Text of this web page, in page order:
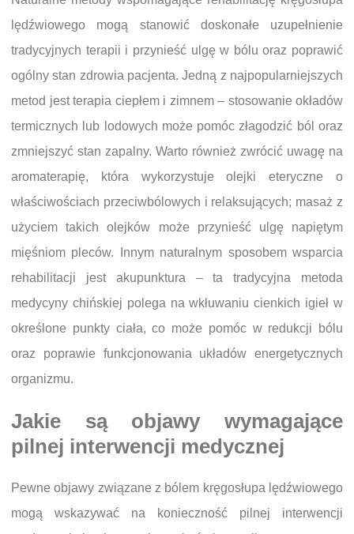
lędźwiowego mogą stanowić doskonałe uzupełnienie
tradycyjnych terapii i przynieść ulgę w bólu oraz poprawić
ogólny stan zdrowia pacjenta. Jedną z najpopularniejszych
metod jest terapia ciepłem i zimnem – stosowanie okładów
termicznych lub lodowych może pomóc złagodzić ból oraz
zmniejszyć stan zapalny. Warto również zwrócić uwagę na
aromaterapię, która wykorzystuje olejki eteryczne o
właściwościach przeciwbólowych i relaksujących; masaż z
użyciem takich olejków może przynieść ulgę napiętym
mięśniom pleców. Innym naturalnym sposobem wsparcia
rehabilitacji jest akupunktura – ta tradycyjna metoda
medycyny chińskiej polega na wkłuwaniu cienkich igieł w
określone punkty ciała, co może pomóc w redukcji bólu
oraz poprawie funkcjonowania układów energetycznych
organizmu.
Jakie są objawy wymagające
pilnej interwencji medycznej
Pewne objawy związane z bólem kręgosłupa lędźwiowego
mogą wskazywać na konieczność pilnej interwencji